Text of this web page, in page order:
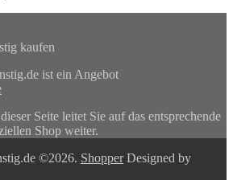
kaufen
ist ein Angebot
Seite leitet Sie auf das entsprechende
Shop weiter.
©2026. ShopperDesigned by